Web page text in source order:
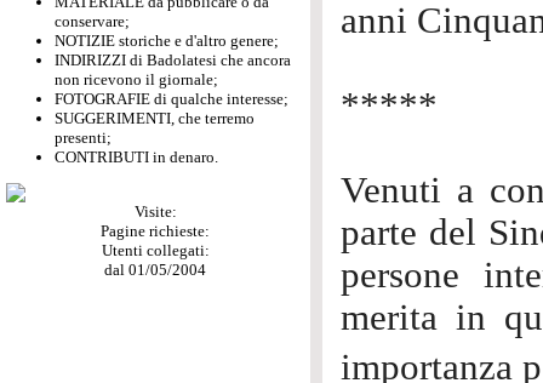
conservare;
NOTIZIE storiche e d'altro genere;
INDIRIZZI di Badolatesi che ancora
non ricevono il giornale;
FOTOGRAFIE di qualche interesse;
SUGGERIMENTI, che terremo
presenti;
CONTRIBUTI in denaro.
Visite:
Pagine richieste:
Utenti collegati:
dal 01/05/2004
anni
*****
Venuti a
parte del
persone
merita in
importanza